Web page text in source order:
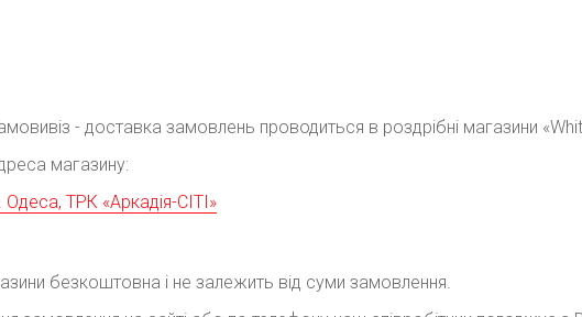
- доставка замовлень проводиться в роздрібні магазини
магазину:
Одеса, ТРК «Аркадія-СІТІ»
безкоштовна і не залежить від суми замовлення.